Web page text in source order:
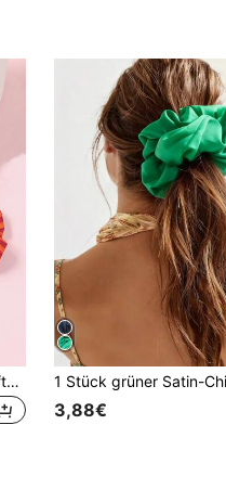
4 Stücke neue bunte gestreifte Haargummis, süße modische weiche gestreifte elastische Stoff-Pferdeschwanz-Halter Haarzubehör für Feiertage und den täglichen Gebrauch
3,88€